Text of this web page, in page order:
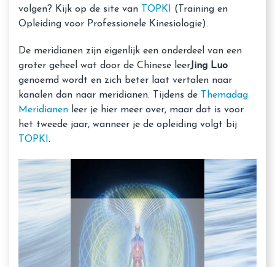
volgen? Kijk op de site van
TOPKI
(Training en
Opleiding voor Professionele Kinesiologie).
De meridianen zijn eigenlijk een onderdeel van een
groter geheel wat door de Chinese leerJing Luo
genoemd wordt en zich beter laat vertalen naar
kanalen dan naar meridianen. Tijdens de
Themadag
Meridianen leer je hier meer over, maar dat is voor
het tweede jaar, wanneer je de opleiding volgt bij
TOPKI .